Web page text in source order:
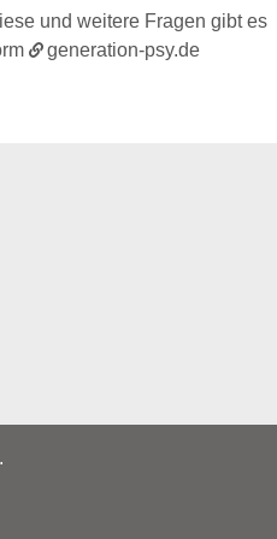
und weitere Fragen gibt es
generation-psy.de